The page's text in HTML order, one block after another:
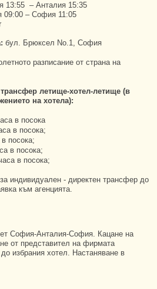
13:55 – Анталия 15:35
– София 11:05
бул. Брюксел No.1, София
разписание от страна на
летище-хотел-летище (в
на хотела):
в посока
в посока;
посока;
в посока;
в посока;
индивидуален - директен трансфер до
към агенцията.
София-Анталия-София. Кацане на
от представител на фирмата
избрания хотел. Настаняване в